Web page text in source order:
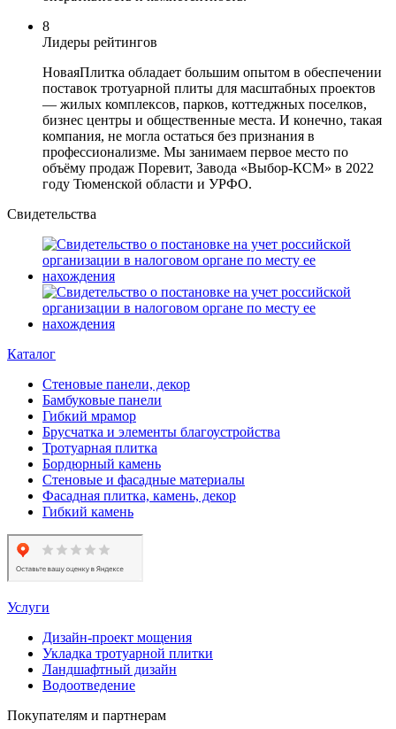
8
Лидеры рейтингов
НоваяПлитка обладает большим опытом в обеспечении
поставок тротуарной плиты для масштабных проектов
— жилых комплексов, парков, коттеджных поселков,
бизнес центры и общественные места. И конечно, такая
компания, не могла остаться без признания в
профессионализме. Мы занимаем первое место по
объёму продаж Поревит, Завода «Выбор-КСМ» в 2022
году Тюменской области и УРФО.
Свидетельства
Каталог
Стеновые панели, декор
Бамбуковые панели
Гибкий мрамор
Брусчатка и элементы благоустройства
Тротуарная плитка
Бордюрный камень
Стеновые и фасадные материалы
Фасадная плитка, камень, декор
Гибкий камень
Услуги
Дизайн-проект мощения
Укладка тротуарной плитки
Ландшафтный дизайн
Водоотведение
Покупателям и партнерам